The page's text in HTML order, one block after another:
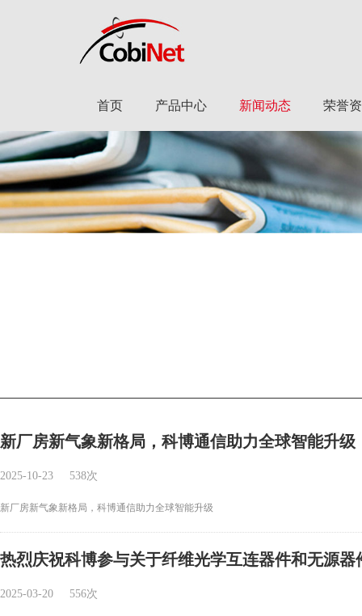
首页 产品中心 新闻动态 荣誉
新厂房新气象新格局，科博通信助力全球智能升级
2025-10-23 538次
新厂房新气象新格局，科博通信助力全球智能升级
热烈庆祝科博参与关于纤维光学互连器件和无源
2025-03-20 556次